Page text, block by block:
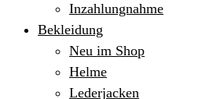
Inzahlungnahme
Bekleidung
Neu im Shop
Helme
Lederjacken